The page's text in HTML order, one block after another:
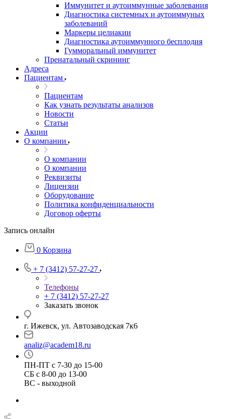
Иммунитет и аутоиммунные заболевания
Диагностика системных и аутоиммуных
заболеваний
Маркеры целиакии
Диагностика аутоиммунного бесплодия
Гумморальный иммунитет
Пренатальный скрининг
Адреса
Пациентам
Пациентам
Как узнать результаты анализов
Новости
Статьи
Акции
О компании
О компании
О компании
Реквизиты
Лицензии
Оборудование
Политика конфиденциальности
Договор оферты
Запись онлайн
0 Корзина
+ 7 (3412) 57-27-27
Телефоны
+ 7 (3412) 57-27-27
Заказать звонок
г. Ижевск, ул. Автозаводская 7к6
analiz@academ18.ru
ПН-ПТ с 7-30 до 15-00
СБ с 8-00 до 13-00
ВС - выходной